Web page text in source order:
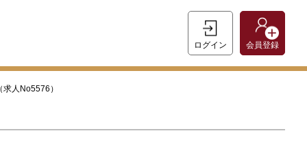
ログイン 会員登録
人No5576）